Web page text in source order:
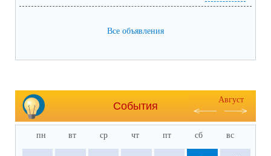
Все объявления
События
Август
пн вт ср чт пт сб вс